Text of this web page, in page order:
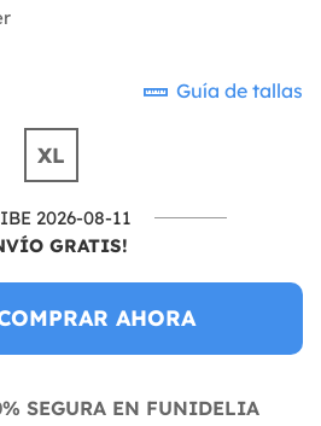
Guía de tallas
XL
2026-08-11
GRATIS!
AHORA
SEGURA EN FUNIDELIA